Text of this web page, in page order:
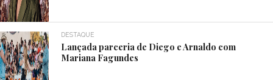
DESTAQUE
Lançada parceria de Diego e Arnaldo com
Mariana Fagundes